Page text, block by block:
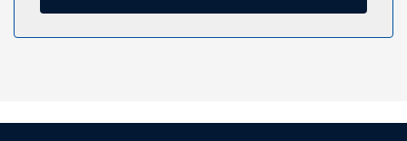
Muut mukavuudet
Palveluihin kuuluu ilmainen pysäköinti.